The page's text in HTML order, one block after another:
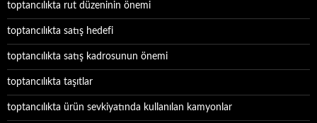
toptancılıkta rut düzeninin önemi
toptancılıkta satış hedefi
toptancılıkta satış kadrosunun önemi
toptancılıkta taşıtlar
toptancılıkta ürün sevkiyatında kullanılan kamyonlar